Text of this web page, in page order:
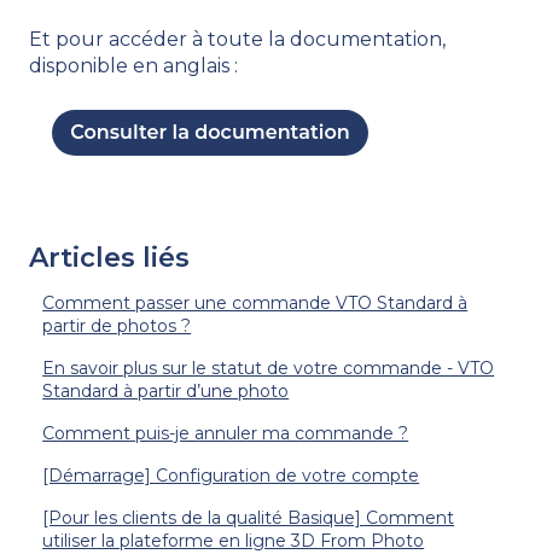
Et pour accéder à toute la documentation,
disponible en anglais :
Articles liés
Comment passer une commande VTO Standard à
partir de photos ?
En savoir plus sur le statut de votre commande - VTO
Standard à partir d’une photo
Comment puis-je annuler ma commande ?
[Démarrage] Configuration de votre compte
[Pour les clients de la qualité Basique] Comment
utiliser la plateforme en ligne 3D From Photo